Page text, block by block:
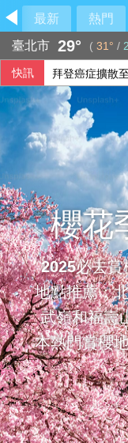
最新 熱門
臺北市 29° ( 31° /
快訊 拜登癌症擴散
里約直升機墜
櫻花
2025必去
地點推薦：
武嶺和福壽
本熱門賞櫻